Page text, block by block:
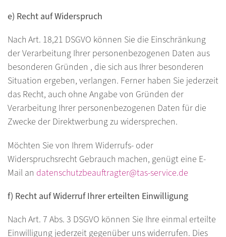
e) Recht auf Widerspruch
Nach Art. 18,21 DSGVO können Sie die Einschränkung
der Verarbeitung Ihrer personenbezogenen Daten aus
besonderen Gründen , die sich aus Ihrer besonderen
Situation ergeben, verlangen. Ferner haben Sie jederzeit
das Recht, auch ohne Angabe von Gründen der
Verarbeitung Ihrer personenbezogenen Daten für die
Zwecke der Direktwerbung zu widersprechen.
Möchten Sie von Ihrem Widerrufs- oder
Widerspruchsrecht Gebrauch machen, genügt eine E-
Mail an datenschutzbeauftragter@tas-service.de
f) Recht auf Widerruf Ihrer erteilten Einwilligung
Nach Art. 7 Abs. 3 DSGVO können Sie Ihre einmal erteilte
Einwilligung jederzeit gegenüber uns widerrufen. Dies